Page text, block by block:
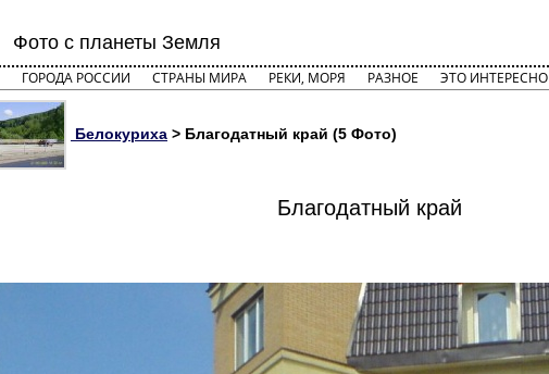
Фото с планеты Земля
ГОРОДА РОССИИ СТРАНЫ МИРА РЕКИ, МОРЯ РАЗНОЕ ЭТО ИНТЕРЕСНО
Белокуриха > Благодатный край (5 Фото)
Благодатный край